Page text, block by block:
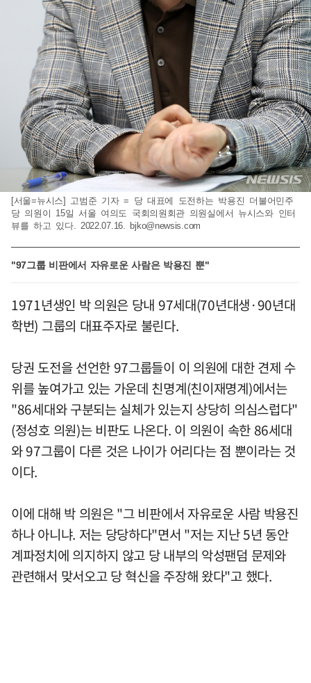
[서울=뉴시스] 고범준 기자 = 당 대표에 도전하는 박용진 더불어민주
당 의원이 15일 서울 여의도 국회의원회관 의원실에서 뉴시스와 인터
뷰를 하고 있다. 2022.07.16. bjko@newsis.com
"97그룹 비판에서 자유로운 사람은 박용진 뿐"
1971년생인 박 의원은 당내 97세대(70년대생·90년대
학번) 그룹의 대표주자로 불린다.
당권 도전을 선언한 97그룹들이 이 의원에 대한 견제 수
위를 높여가고 있는 가운데 친명계(친이재명계)에서는
"86세대와 구분되는 실체가 있는지 상당히 의심스럽다"
(정성호 의원)는 비판도 나온다. 이 의원이 속한 86세대
와 97그룹이 다른 것은 나이가 어리다는 점 뿐이라는 것
이다.
이에 대해 박 의원은 "그 비판에서 자유로운 사람 박용진
하나 아니냐. 저는 당당하다"면서 "저는 지난 5년 동안
계파정치에 의지하지 않고 당 내부의 악성팬덤 문제와
관련해서 맞서오고 당 혁신을 주장해 왔다"고 했다.